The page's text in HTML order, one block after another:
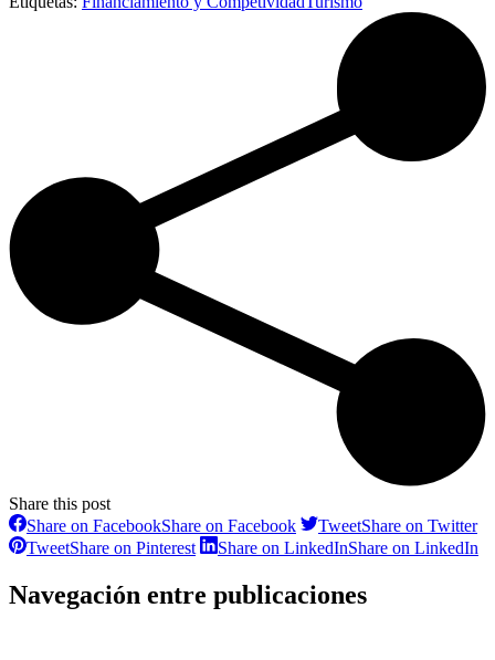
Share this post
Share on FacebookShare on Facebook TweetShare on Twitter
TweetShare on Pinterest Share on LinkedInShare on LinkedIn
Navegación entre publicaciones